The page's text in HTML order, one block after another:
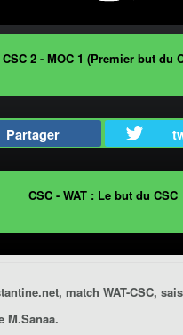
CSC 2 - MOC 1 (Premier but du
Partager
CSC - WAT : Le but du CSC
match WAT-CSC,
M.Sanaa.